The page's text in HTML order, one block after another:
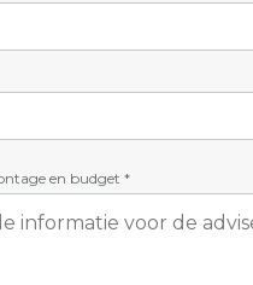
en budget *